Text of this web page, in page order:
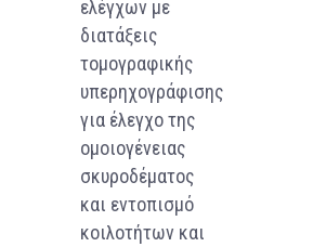
ελέγχων με
διατάξεις
τομογραφικής
υπερηχογράφισης
για έλεγχο της
ομοιογένειας
σκυροδέματος
και εντοπισμό
κοιλοτήτων και